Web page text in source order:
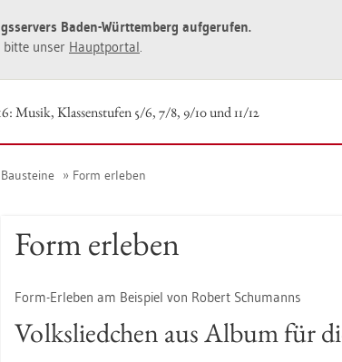
Baden-Würt­tem­berg auf­ge­ru­fen.
bitte unser Haupt­por­tal.
Musik, Klas­sen­stu­fen 5/6, 7/8, 9/10 und 11/12
Bau­stei­ne Form er­le­ben
Form er­le­ben
Form-Er­le­ben am Bei­spiel von Ro­bert Schu­manns
Volks­lied­chen aus Album für